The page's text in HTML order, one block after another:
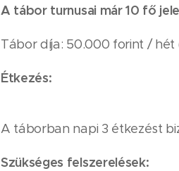
A tábor turnusai már 10 fő
Tábor díja: 50.000 forint / hét
Étkezés:
A táborban napi 3 étkezést
Szükséges felszerelések: